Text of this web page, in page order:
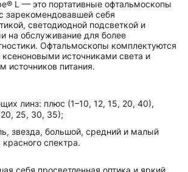
L — это портативные офтальмоскопы
зарекомендовавшей себя
светодиодной подсветкой и
на обслуживание для более
Офтальмоскопы комплектуются
источниками света и
источников питания.
линз: плюс (1–10, 12, 15, 20, 40),
25, 30, 35);
звезда, большой, средний и малый
красного спектра.